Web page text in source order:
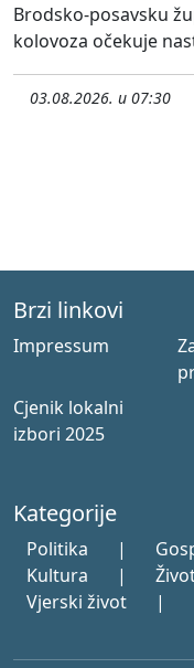
Brodsko-posavsku
kolovoza očekuje
03.08.2026. u 07:30
Brzi linkovi
Impressum
Cjenik lokalni
izbori 2025
Kategorije
Politika |
Kultura
|
Vjerski život
|